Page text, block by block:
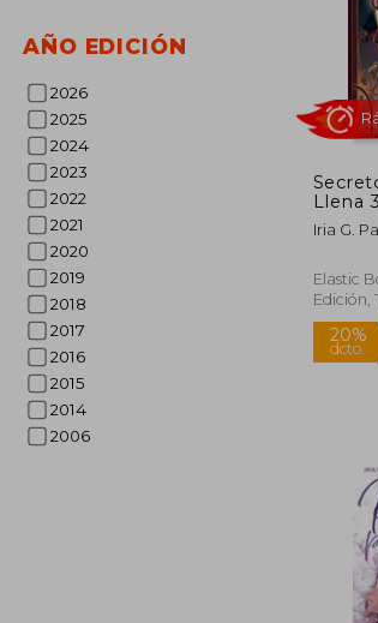
AÑO EDICIÓN
2026
2025
2024
2023
2022
2021
2020
2019
2018
2017
2016
2015
2014
2006
Llena
Iria G.
Elastic
Edición,
Nuevo